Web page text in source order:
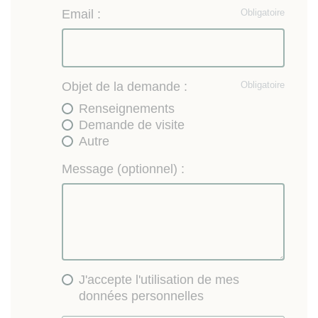
Obligatoire
Email :
Obligatoire
Objet de la demande :
Renseignements
Demande de visite
Autre
Message (optionnel) :
J'accepte l'utilisation de mes
données personnelles